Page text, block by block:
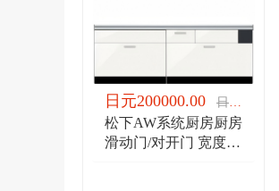
日元200000.00 日元200000.00
松下AW系统厨房厨房
滑动门/对开门 宽度